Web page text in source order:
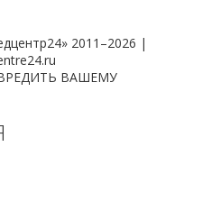
2011–2026 |
ВАШЕМУ